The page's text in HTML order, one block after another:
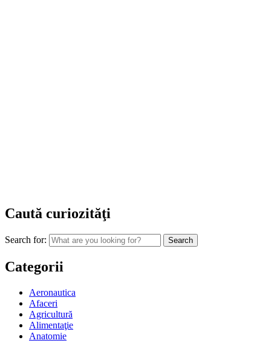
Caută curiozităţi
Search for:
Categorii
Aeronautica
Afaceri
Agricultură
Alimentaţie
Anatomie